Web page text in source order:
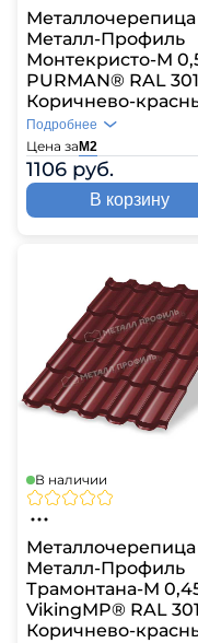
Металлочерепица
Металл-Профиль
Монтекристо-M
PURMAN® RAL
Коричнево-
Цена заМ2
1106 руб.
Подробнее
В корзину
В наличии
Металлочерепица
Металл-Профиль
Трамонтана-M
VikingMP® RAL
Коричнево-